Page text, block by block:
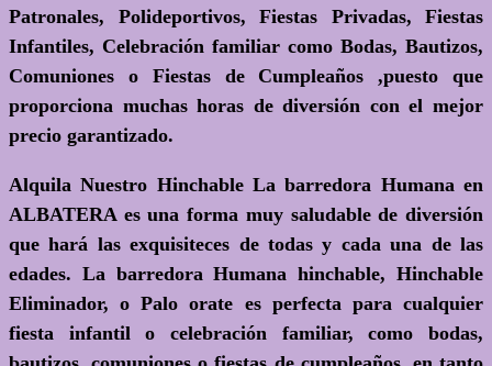
Patronales, Polideportivos, Fiestas Privadas, Fiestas
Infantiles, Celebración familiar como Bodas, Bautizos,
Comuniones o Fiestas de Cumpleaños ,puesto que
proporciona muchas horas de diversión con el mejor
precio garantizado.
Alquila Nuestro Hinchable La barredora Humana en
ALBATERA es una forma muy saludable de diversión
que hará las exquisiteces de todas y cada una de las
edades. La barredora Humana hinchable, Hinchable
Eliminador, o Palo orate es perfecta para cualquier
fiesta infantil o celebración familiar, como bodas,